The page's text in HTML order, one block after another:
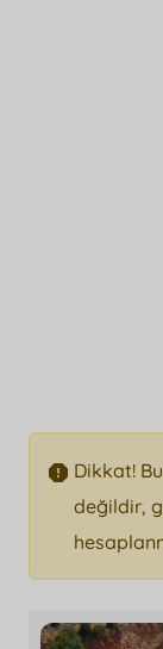
Dikkat!
değildir,